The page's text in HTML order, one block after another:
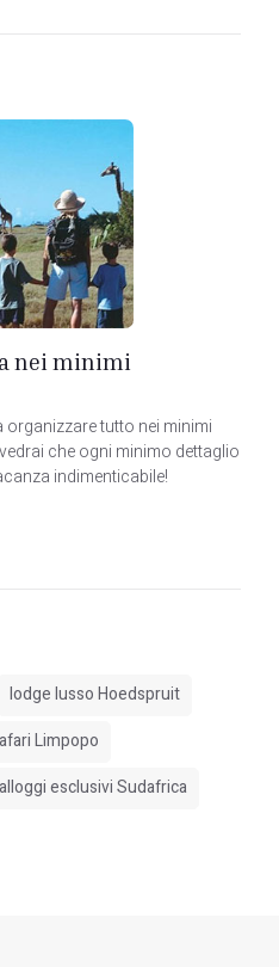
nei minimi
organizzare tutto nei minimi
che ogni minimo dettaglio
indimenticabile!
lodge lusso Hoedspruit
Limpopo
alloggi esclusivi Sudafrica